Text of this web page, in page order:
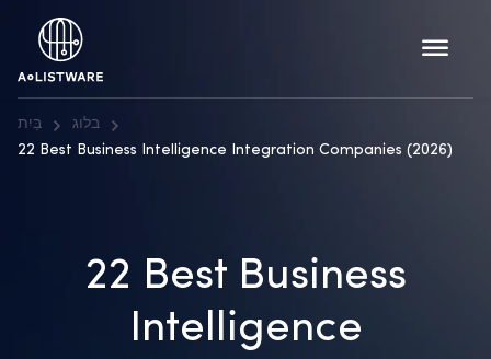
בַּיִת
בלוג
22 Best Business Intelligence Integration Companies (2026)
22 Best Business
Intelligence